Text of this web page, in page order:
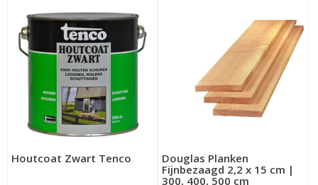
Houtcoat Zwart Tenco
Douglas Planken
Fijnbezaagd 2,2 x 15 cm |
300, 400, 500 cm